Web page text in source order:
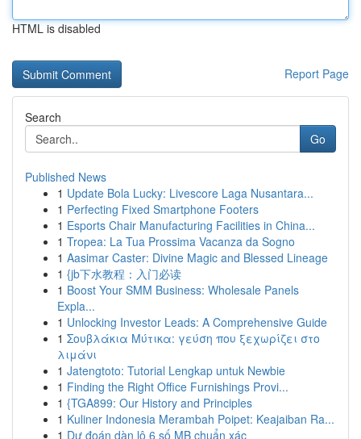
HTML is disabled
Report Page
Search
Go
Published News
1 Update Bola Lucky: Livescore Laga Nusantara...
1 Perfecting Fixed Smartphone Footers
1 Esports Chair Manufacturing Facilities in China...
1 Tropea: La Tua Prossima Vacanza da Sogno
1 Aasimar Caster: Divine Magic and Blessed Lineage
1 {jb下水教程：入门必读
1 Boost Your SMM Business: Wholesale Panels
Expla...
1 Unlocking Investor Leads: A Comprehensive Guide
1 Σουβλάκια Μύτικα: γεύση που ξεχωρίζει στο
λιμάνι
1 Jatengtoto: Tutorial Lengkap untuk Newbie
1 Finding the Right Office Furnishings Provi...
1 {TGA899: Our History and Principles
1 Kuliner Indonesia Merambah Poipet: Keajaiban Ra...
1 Dự đoán dàn lô 6 số MB chuẩn xác